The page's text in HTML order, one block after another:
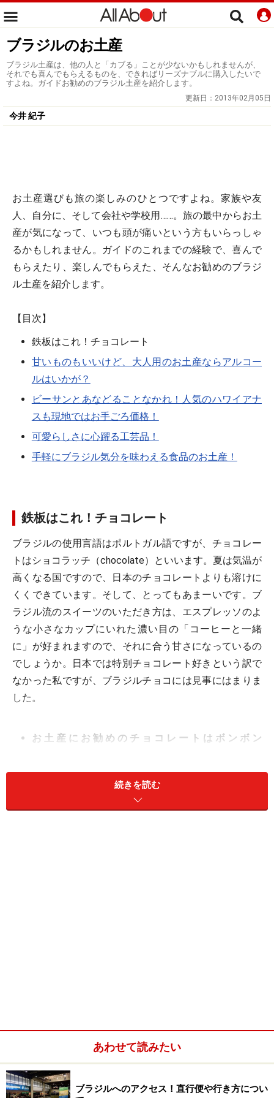
ブラジルのお土産
ブラジル土産は、他の人と「カブる」ことが少ないかもしれませんが、
それでも喜んでもらえるものを、できればリーズナブルに購入したいで
すよね。ガイドお勧めのブラジル土産を紹介します。
更新日： 2013年02月05日
今井 紀子
お土産選びも旅の楽しみのひとつですよね。家族や友
人、自分に、そして会社や学校用……。旅の最中からお土
産が気になって、いつも頭が痛いという方もいらっしゃ
るかもしれません。ガイドのこれまでの経験で、喜んで
もらえたり、楽しんでもらえた、そんなお勧めのブラジ
ル土産を紹介します。
【目次】
鉄板はこれ！チョコレート
甘いものもいいけど、大人用のお土産ならアルコー
ルはいかが？
ビーサンとあなどることなかれ！人気のハワイアナ
スも現地ではお手ごろ価格！
可愛らしさに心躍る工芸品！
手軽にブラジル気分を味わえる食品のお土産！
鉄板はこれ！チョコレート
ブラジルの使用言語はポルトガル語ですが、チョコレー
トはショコラッチ（chocolate）といいます。夏は気温が
高くなる国ですので、日本のチョコレートよりも溶けに
くくできています。そして、とってもあまーいです。ブ
ラジル流のスイーツのいただき方は、エスプレッソのよ
うな小さなカップにいれた濃い目の「コーヒーと一緒
に」が好まれますので、それに合う甘さになっているの
でしょうか。日本では特別チョコレート好きという訳で
なかった私ですが、ブラジルチョコには見事にはまりま
した。
お土産にお勧めのチョコレートはボンボン
これは唐辛子入りボンボンです。でも唐辛子の香りも辛さも
なく、完璧にチョコレートになっています
大きなキャンデーのような丸い形状で中にシロップなど
続きを読む
あわせて読みたい
ブラジルへのアクセス！直行便や行き方につい